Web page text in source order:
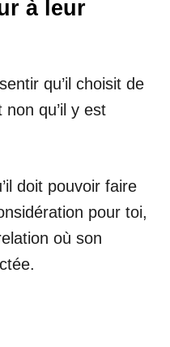
à leur
qu’il choisit de
qu’il y est
doit pouvoir faire
pour toi,
où son